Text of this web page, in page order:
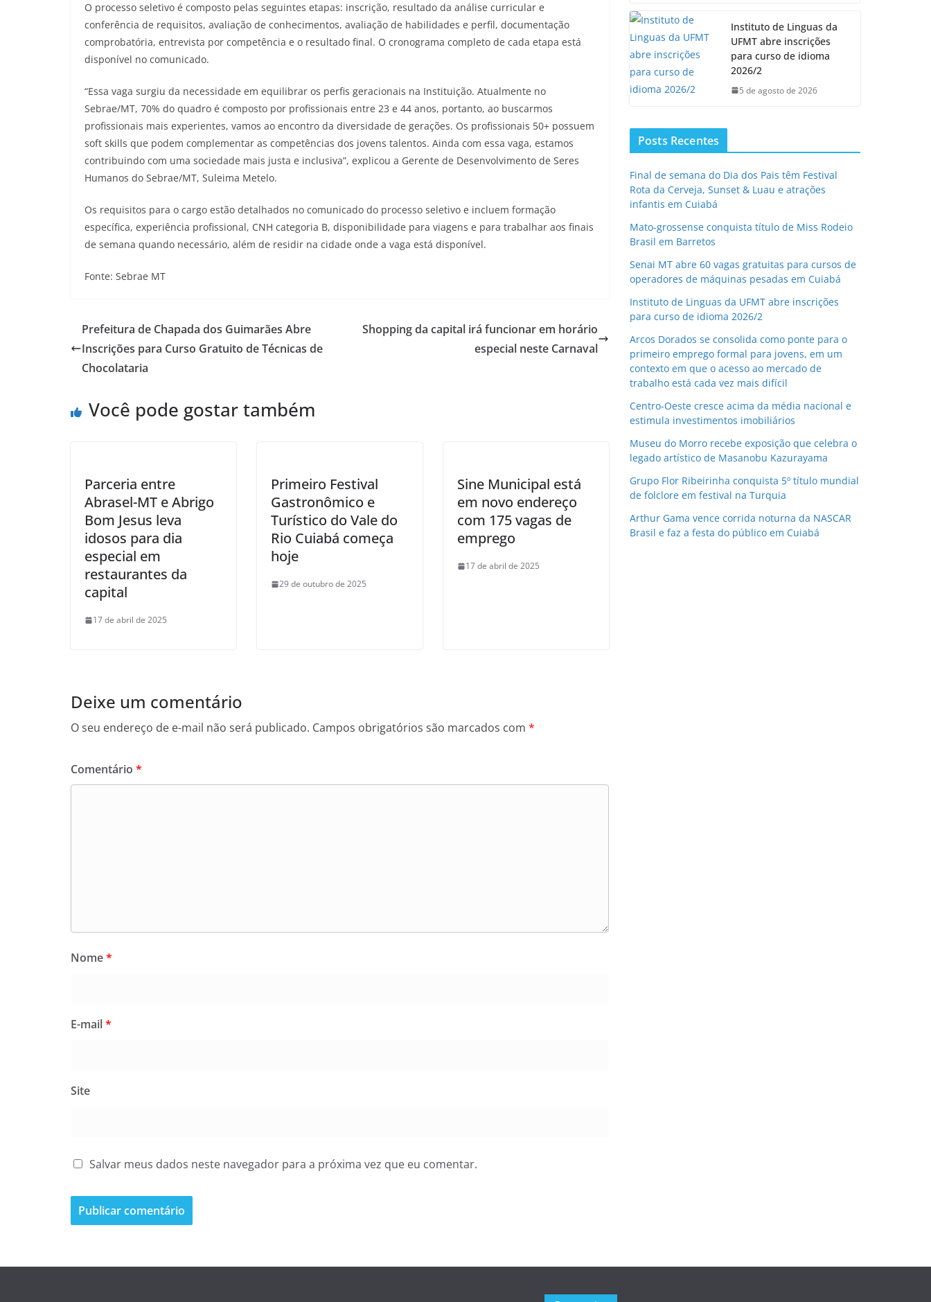
O processo seletivo é composto pelas seguintes etapas: inscrição, resultado da análise curricular e
conferência de requisitos, avaliação de conhecimentos, avaliação de habilidades e perfil, documentação
comprobatória, entrevista por competência e o resultado final. O cronograma completo de cada etapa está
disponível no comunicado.
“Essa vaga surgiu da necessidade em equilibrar os perfis geracionais na Instituição. Atualmente no
Sebrae/MT, 70% do quadro é composto por profissionais entre 23 e 44 anos, portanto, ao buscarmos
profissionais mais experientes, vamos ao encontro da diversidade de gerações. Os profissionais 50+ possuem
soft skills que podem complementar as competências dos jovens talentos. Ainda com essa vaga, estamos
contribuindo com uma sociedade mais justa e inclusiva”, explicou a Gerente de Desenvolvimento de Seres
Humanos do Sebrae/MT, Suleima Metelo.
Os requisitos para o cargo estão detalhados no comunicado do processo seletivo e incluem formação
específica, experiência profissional, CNH categoria B, disponibilidade para viagens e para trabalhar aos finais
de semana quando necessário, além de residir na cidade onde a vaga está disponível.
Fonte: Sebrae MT
Prefeitura de Chapada dos Guimarães Abre
Inscrições para Curso Gratuito de Técnicas de
Chocolataria
Shopping da capital irá funcionar em horário
especial neste Carnaval
Você pode gostar também
Parceria entre
Abrasel-MT e Abrigo
Bom Jesus leva
idosos para dia
especial em
restaurantes da
capital
17 de abril de 2025
Primeiro Festival
Gastronômico e
Turístico do Vale do
Rio Cuiabá começa
hoje
29 de outubro de 2025
Sine Municipal está
em novo endereço
com 175 vagas de
emprego
17 de abril de 2025
Deixe um comentário
O seu endereço de e-mail não será publicado. Campos obrigatórios são marcados com *
Comentário *
Nome*
E-mail*
Site
Salvar meus dados neste navegador para a próxima vez que eu comentar.
Instituto de Linguas da
UFMT abre inscrições
para curso de idioma
2026/2
5 de agosto de 2026
Posts Recentes
Final de semana do Dia dos Pais têm Festival
Rota da Cerveja, Sunset & Luau e atrações
infantis em Cuiabá
Mato-grossense conquista título de Miss Rodeio
Brasil em Barretos
Senai MT abre 60 vagas gratuitas para cursos de
operadores de máquinas pesadas em Cuiabá
Instituto de Linguas da UFMT abre inscrições
para curso de idioma 2026/2
Arcos Dorados se consolida como ponte para o
primeiro emprego formal para jovens, em um
contexto em que o acesso ao mercado de
trabalho está cada vez mais difícil
Centro-Oeste cresce acima da média nacional e
estimula investimentos imobiliários
Museu do Morro recebe exposição que celebra o
legado artístico de Masanobu Kazurayama
Grupo Flor Ribeirinha conquista 5º título mundial
de folclore em festival na Turquia
Arthur Gama vence corrida noturna da NASCAR
Brasil e faz a festa do público em Cuiabá